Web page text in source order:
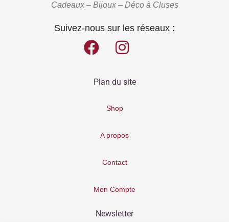
Cadeaux – Bijoux – Déco à Cluses
Suivez-nous sur les réseaux :
Plan du site
Shop
A propos
Contact
Mon Compte
Newsletter